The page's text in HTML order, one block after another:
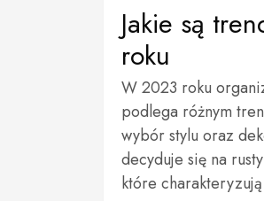
Jakie są
roku
W 2023 roku
podlega różnym
wybór stylu oraz
decyduje się na
które